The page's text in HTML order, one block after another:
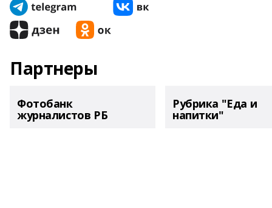
Партнеры
Фотобанк
журналистов РБ
Рубрика "Еда и
напитки"